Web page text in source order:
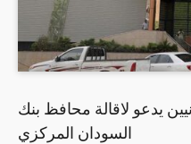
يدعو لاقالة محافظ بنك
السودان المركزي